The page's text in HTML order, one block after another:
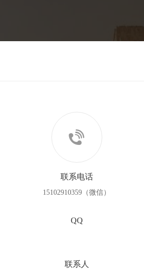
联系电话
15102910359（微信）
QQ
联系人